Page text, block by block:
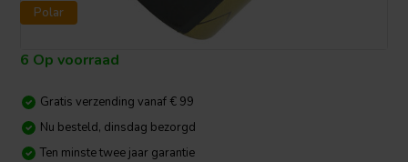
Polar
6 Op voorraad
Gratis verzending vanaf € 99
Nu besteld, dinsdag bezorgd
Ten minste twee jaar garantie